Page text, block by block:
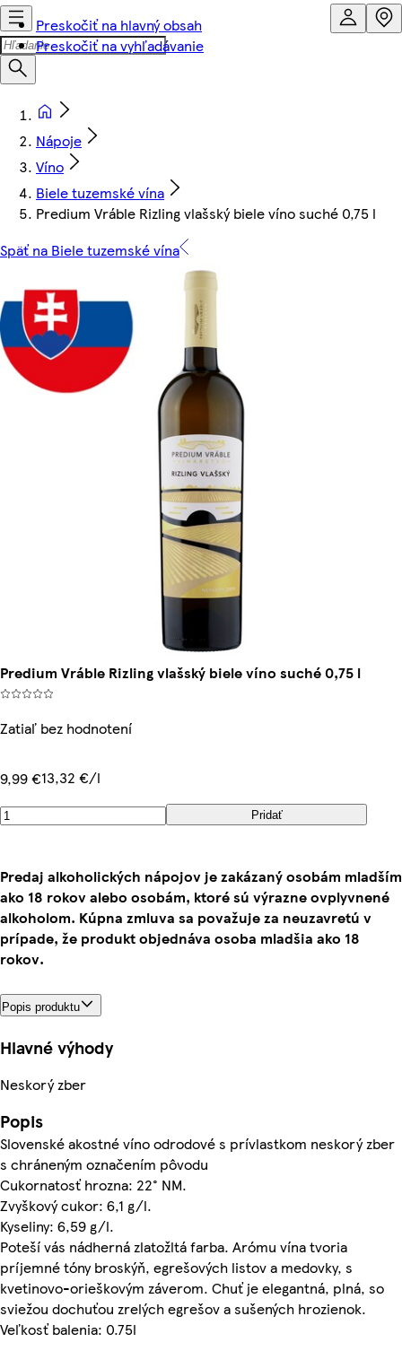
Preskočiť na hlavný obsah
Preskočiť na vyhľadávanie
Nápoje
Víno
Biele tuzemské vína
Predium Vráble Rizling vlašský biele víno suché 0,75 l
Späť na Biele tuzemské vína
Predium Vráble Rizling vlašský biele víno suché 0,75 l
Zatiaľ bez hodnotení
9,99 €13,32 €/l
Pridať
Predaj alkoholických nápojov je zakázaný osobám mladším
ako 18 rokov alebo osobám, ktoré sú výrazne ovplyvnené
alkoholom. Kúpna zmluva sa považuje za neuzavretú v
prípade, že produkt objednáva osoba mladšia ako 18
rokov.
Popis produktu
Hlavné výhody
Neskorý zber
Popis
Slovenské akostné víno odrodové s prívlastkom neskorý zber
s chráneným označením pôvodu
Cukornatosť hrozna: 22° NM.
Zvyškový cukor: 6,1 g/l.
Kyseliny: 6,59 g/l.
Poteší vás nádherná zlatožltá farba. Arómu vína tvoria
príjemné tóny broskýň, egrešových listov a medovky, s
kvetinovo-orieškovým záverom. Chuť je elegantná, plná, so
sviežou dochuťou zrelých egrešov a sušených hrozienok.
Veľkosť balenia: 0.75l